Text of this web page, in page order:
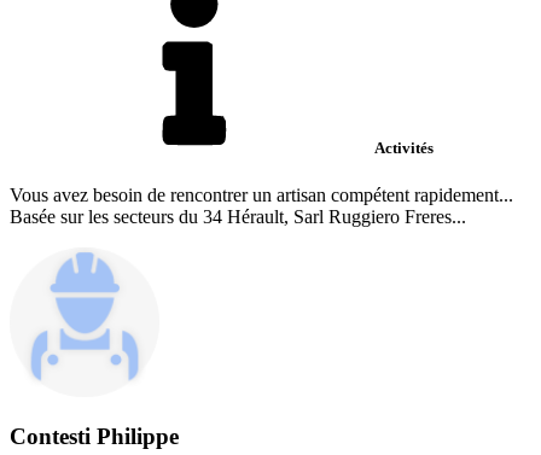
Activités
Vous avez besoin de rencontrer un artisan compétent rapidement...
Basée sur les secteurs du 34 Hérault, Sarl Ruggiero Freres...
Contesti Philippe